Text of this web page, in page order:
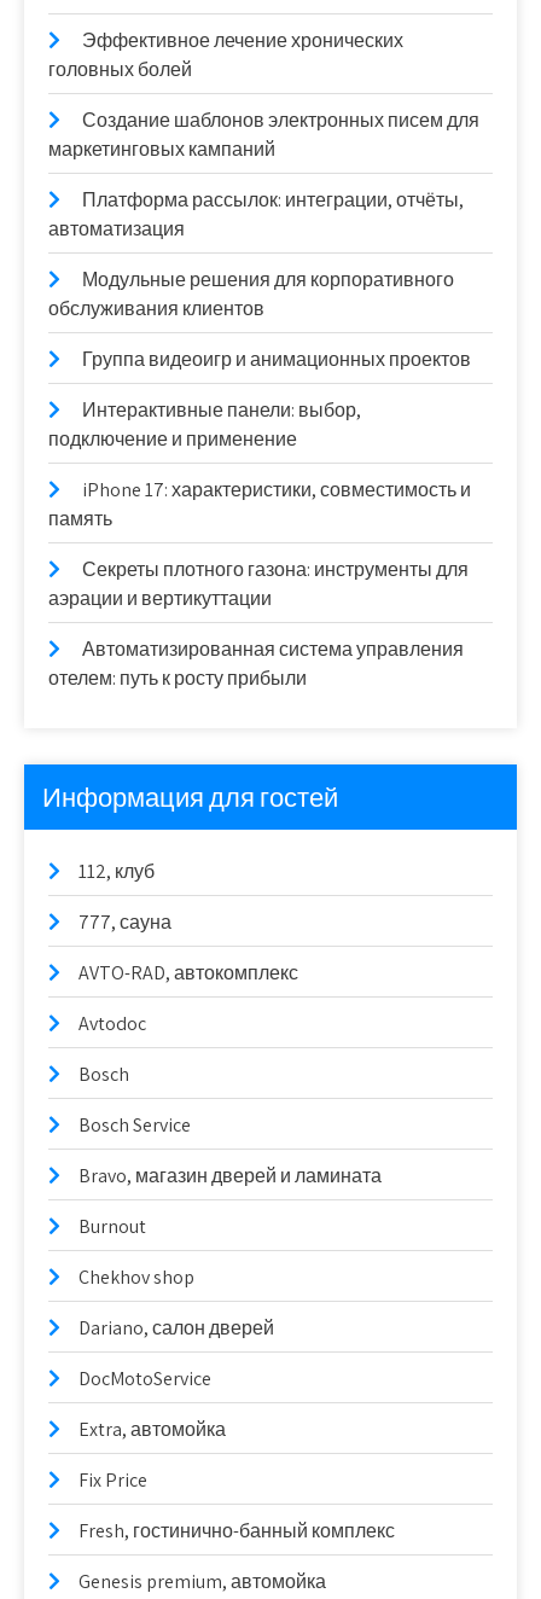
Эффективное лечение хронических
головных болей
Создание шаблонов электронных писем для
маркетинговых кампаний
Платформа рассылок: интеграции, отчёты,
автоматизация
Модульные решения для корпоративного
обслуживания клиентов
Группа видеоигр и анимационных проектов
Интерактивные панели: выбор,
подключение и применение
iPhone 17: характеристики, совместимость и
память
Секреты плотного газона: инструменты для
аэрации и вертикуттации
Автоматизированная система управления
отелем: путь к росту прибыли
Информация для гостей
112, клуб
777, сауна
AVTO-RAD, автокомплекс
Avtodoc
Bosch
Bosch Service
Bravo, магазин дверей и ламината
Burnout
Chekhov shop
Dariano, салон дверей
DocMotoService
Extra, автомойка
Fix Price
Fresh, гостинично-банный комплекс
Genesis premium, автомойка